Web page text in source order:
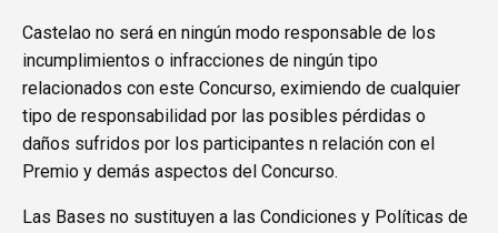
Castelao no será en ningún modo responsable de los
incumplimientos o infracciones de ningún tipo
relacionados con este Concurso, eximiendo de cualquier
tipo de responsabilidad por las posibles pérdidas o
daños sufridos por los participantes n relación con el
Premio y demás aspectos del Concurso.
Las Bases no sustituyen a las Condiciones y Políticas de